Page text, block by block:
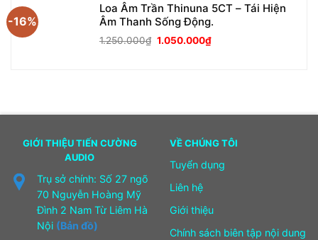
-16%
Loa Âm Trần Thinuna 5CT – Tái Hiện
Âm Thanh Sống Động.
1.250.000₫ Giá
1.050.000₫Giá
hiện
GIỚI THIỆU TIẾN CƯỜNG
AUDIO
Trụ sở chính: Số 27 ngõ
70 Nguyễn Hoàng Mỹ
Đình 2 Nam Từ Liêm Hà
Nội (Bản đồ)
VỀ CHÚNG TÔI
Tuyển dụng
Liên hệ
Giới thiệu
Chính sách biên tập nội dung